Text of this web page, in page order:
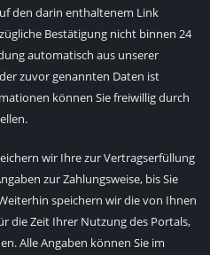
den darin enthaltenem Link
Bestätigung nicht binnen 24
automatisch aus unserer
zuvor genannten Daten ist
können Sie freiwillig durch
wir Ihre zur Vertragserfüllung
zur Zahlungsweise, bis Sie
speichern wir die von Ihnen
die Zeit Ihrer Nutzung des Portals,
Alle Angaben können Sie im